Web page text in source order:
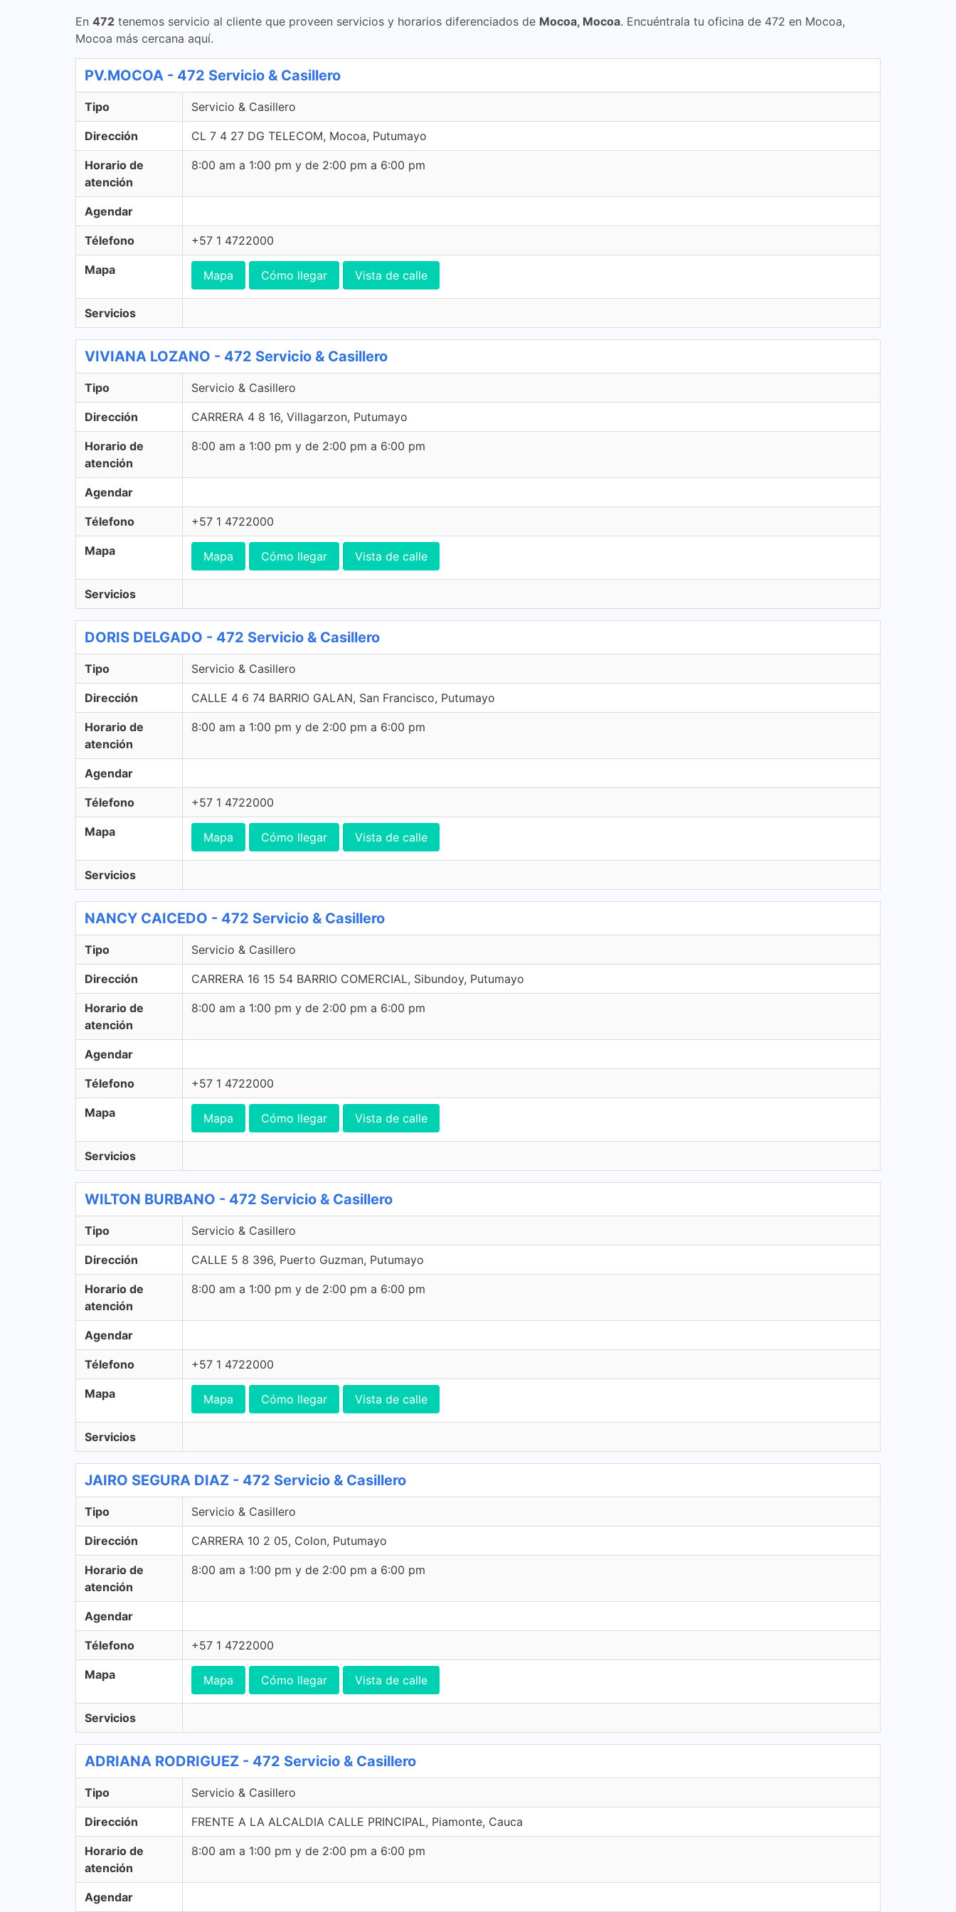
En 472 tenemos servicio al cliente que proveen servicios y horarios diferenciados de Mocoa, Mocoa. Encuéntrala tu oficina de 472 en Mocoa,
Mocoa más cercana aquí.
PV.MOCOA - 472 Servicio & Casillero
Tipo Servicio & Casillero
Dirección CL 7 4 27 DG TELECOM, Mocoa, Putumayo
Horario de
atención
8:00 am a 1:00 pm y de 2:00 pm a 6:00 pm
Agendar
Télefono +57 1 4722000
Mapa Mapa Cómo llegar Vista de calle
Servicios
VIVIANA LOZANO - 472 Servicio & Casillero
Tipo Servicio & Casillero
Dirección CARRERA 4 8 16, Villagarzon, Putumayo
Horario de
atención
8:00 am a 1:00 pm y de 2:00 pm a 6:00 pm
Agendar
Télefono +57 1 4722000
Mapa Mapa Cómo llegar Vista de calle
Servicios
DORIS DELGADO - 472 Servicio & Casillero
Tipo Servicio & Casillero
Dirección CALLE 4 6 74 BARRIO GALAN, San Francisco, Putumayo
Horario de
atención
8:00 am a 1:00 pm y de 2:00 pm a 6:00 pm
Agendar
Télefono +57 1 4722000
Mapa Mapa Cómo llegar Vista de calle
Servicios
NANCY CAICEDO - 472 Servicio & Casillero
Tipo Servicio & Casillero
Dirección CARRERA 16 15 54 BARRIO COMERCIAL, Sibundoy, Putumayo
Horario de
atención
8:00 am a 1:00 pm y de 2:00 pm a 6:00 pm
Agendar
Télefono +57 1 4722000
Mapa Mapa Cómo llegar Vista de calle
Servicios
WILTON BURBANO - 472 Servicio & Casillero
Tipo Servicio & Casillero
Dirección CALLE 5 8 396, Puerto Guzman, Putumayo
Horario de
atención
8:00 am a 1:00 pm y de 2:00 pm a 6:00 pm
Agendar
Télefono +57 1 4722000
Mapa Mapa Cómo llegar Vista de calle
Servicios
JAIRO SEGURA DIAZ - 472 Servicio & Casillero
Tipo Servicio & Casillero
Dirección CARRERA 10 2 05, Colon, Putumayo
Horario de
atención
8:00 am a 1:00 pm y de 2:00 pm a 6:00 pm
Agendar
Télefono +57 1 4722000
Mapa Mapa Cómo llegar Vista de calle
Servicios
ADRIANA RODRIGUEZ - 472 Servicio & Casillero
Tipo Servicio & Casillero
Dirección FRENTE A LA ALCALDIA CALLE PRINCIPAL, Piamonte, Cauca
Horario de
atención
8:00 am a 1:00 pm y de 2:00 pm a 6:00 pm
Agendar